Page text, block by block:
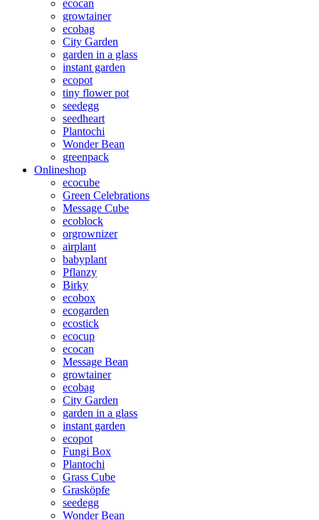
ecocan
growtainer
ecobag
City Garden
garden in a glass
instant garden
ecopot
tiny flower pot
seedegg
seedheart
Plantochi
Wonder Bean
greenpack
Onlineshop
ecocube
Green Celebrations
Message Cube
ecoblock
orgrownizer
airplant
babyplant
Pflanzy
Birky
ecobox
ecogarden
ecostick
ecocup
ecocan
Message Bean
growtainer
ecobag
City Garden
garden in a glass
instant garden
ecopot
Fungi Box
Plantochi
Grass Cube
Grasköpfe
seedegg
Wonder Bean